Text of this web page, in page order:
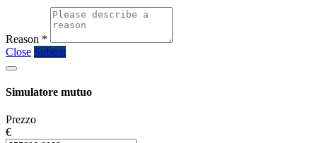
Reason *
Close Submit
Simulatore mutuo
Prezzo
€